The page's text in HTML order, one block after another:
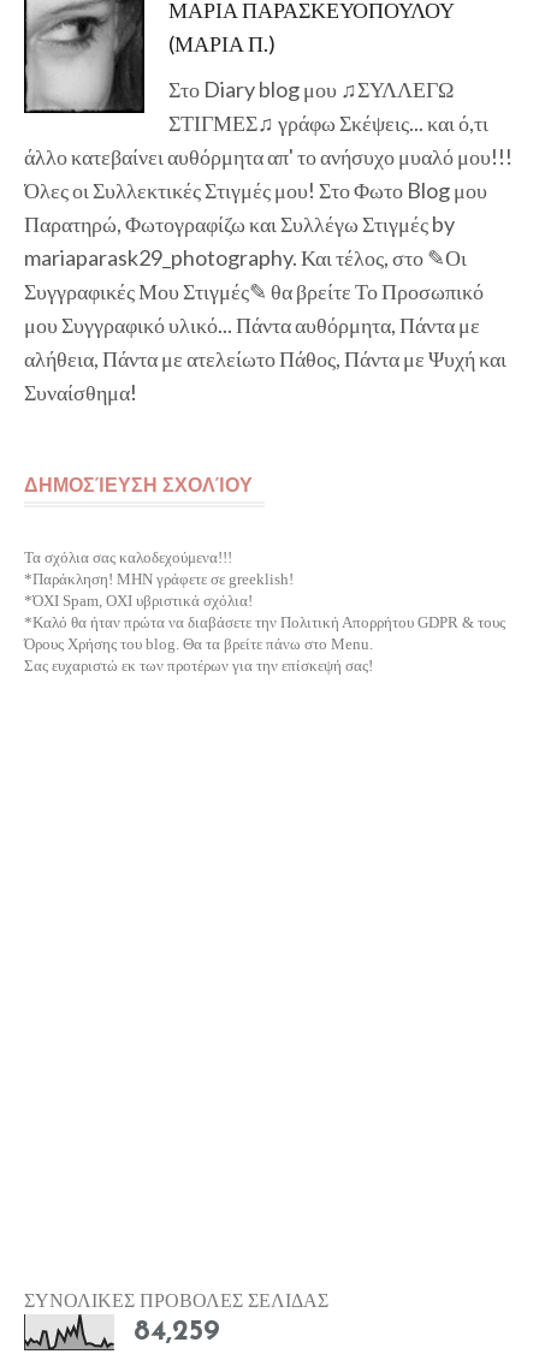
ΜΑΡΙΑ ΠΑΡΑΣΚΕΥΟΠΟΥΛΟΥ
(ΜΑΡΙΑ Π.)
Στο Diary blog μου ♫ΣΥΛΛΕΓΩ
ΣΤΙΓΜΕΣ♫ γράφω Σκέψεις... και ό,τι
άλλο κατεβαίνει αυθόρμητα απ' το ανήσυχο μυαλό μου!!!
Όλες οι Συλλεκτικές Στιγμές μου! Στο Φωτο Blog μου
Παρατηρώ, Φωτογραφίζω και Συλλέγω Στιγμές by
mariaparask29_photography. Και τέλος, στο ✎Οι
Συγγραφικές Μου Στιγμές✎ θα βρείτε Το Προσωπικό
μου Συγγραφικό υλικό... Πάντα αυθόρμητα, Πάντα με
αλήθεια, Πάντα με ατελείωτο Πάθος, Πάντα με Ψυχή και
Συναίσθημα!
ΔΗΜΟΣΊΕΥΣΗ ΣΧΟΛΊΟΥ
Τα σχόλια σας καλοδεχούμενα!!!
*Παράκληση! ΜΗΝ γράφετε σε greeklish!
*ΌΧΙ Spam, ΟΧΙ υβριστικά σχόλια!
*Καλό θα ήταν πρώτα να διαβάσετε την Πολιτική Απορρήτου GDPR & τους
Όρους Χρήσης του blog. Θα τα βρείτε πάνω στο Menu.
Σας ευχαριστώ εκ των προτέρων για την επίσκεψή σας!
ΣΥΝΟΛΙΚΕΣ ΠΡΟΒΟΛΕΣ ΣΕΛΙΔΑΣ
84,259